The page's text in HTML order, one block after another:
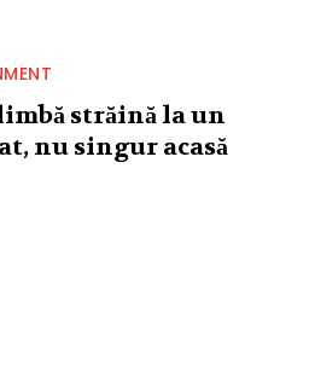
străină la un
nu singur acasă